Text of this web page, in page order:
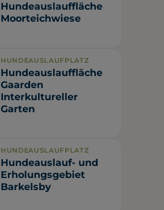
Hundeauslauffläche
Moorteichwiese
HUNDEAUSLAUFPLATZ
Hundeauslauffläche
Gaarden
Interkultureller
Garten
HUNDEAUSLAUFPLATZ
Hundeauslauf- und
Erholungsgebiet
Barkelsby